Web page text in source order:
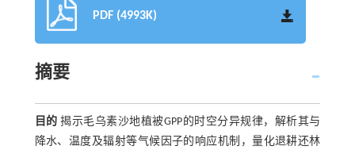
PDF (4993K)
摘要
目的 揭示毛乌素沙地植被GPP的时空分异规律，解析其与
降水、温度及辐射等气候因子的响应机制，量化退耕还林